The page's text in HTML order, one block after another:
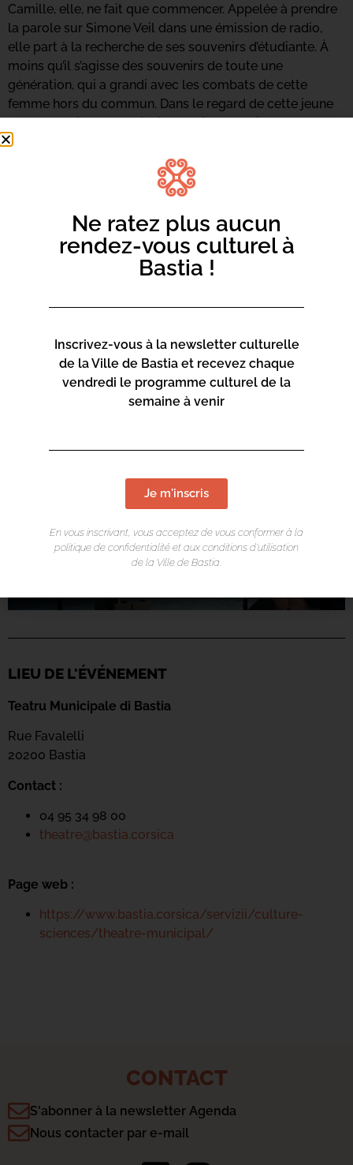
Camille, elle, ne fait que commencer. Appelée à prendre
la parole sur Simone Veil dans une émission de radio,
elle part à la recherche de ses souvenirs d’étudiante. À
moins qu’il s’agisse des souvenirs de toute une
génération, qui a grandi avec les combats de cette
femme hors du commun. Dans le regard de cette jeune
femme, la vie extraordinaire de Simone Veil apparaît
soudainement, troublante de modernité.
Comment trouve-t-on la force de consacrer sa vie aux
combats politiques ? Comment reçoit-on cet héritage ?
« La comédienne livre une adaptation
pudique et vibrante des mémoires de la
femme politique disparue en 2017. Elle nous
fait revivre son parcours héroïque, marqué
Les Échos
LIEU DE L'ÉVÉNEMENT
Teatru Municipale di Bastia
Rue Favalelli
20200 Bastia
Contact :
04 95 34 98 00
theatre@bastia.corsica
Page web :
https://www.bastia.corsica/servizii/culture-
sciences/theatre-municipal/
CONTACT
S'abonner à la newsletter Agenda
Nous contacter par e-mail
Ne ratez plus aucun
rendez-vous culturel à
Bastia !
Inscrivez-vous à la newsletter culturelle
de la Ville de Bastia et recevez chaque
vendredi le programme culturel de la
semaine à venir
Je m'inscris
En vous inscrivant, vous acceptez de vous conformer à la
politique de confidentialité et aux conditions d’utilisation
de la Ville de Bastia.